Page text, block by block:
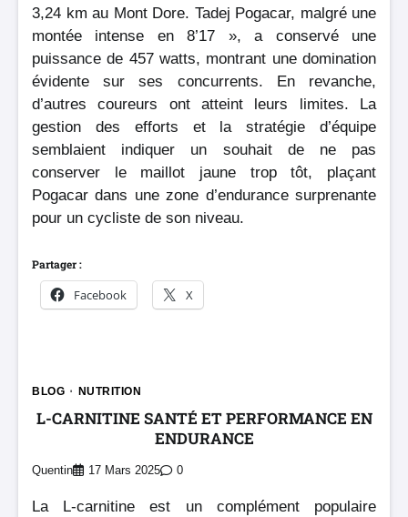
3,24 km au Mont Dore. Tadej Pogacar, malgré une
montée intense en 8’17 », a conservé une
puissance de 457 watts, montrant une domination
évidente sur ses concurrents. En revanche,
d’autres coureurs ont atteint leurs limites. La
gestion des efforts et la stratégie d’équipe
semblaient indiquer un souhait de ne pas
conserver le maillot jaune trop tôt, plaçant
Pogacar dans une zone d’endurance surprenante
pour un cycliste de son niveau.
Partager :
Facebook X
BLOG NUTRITION
L-CARNITINE SANTÉ ET PERFORMANCE EN
ENDURANCE
Quentin 17 Mars 2025 0
La L-carnitine est un complément populaire